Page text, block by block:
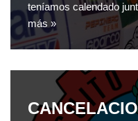
teníamos calendado
más »